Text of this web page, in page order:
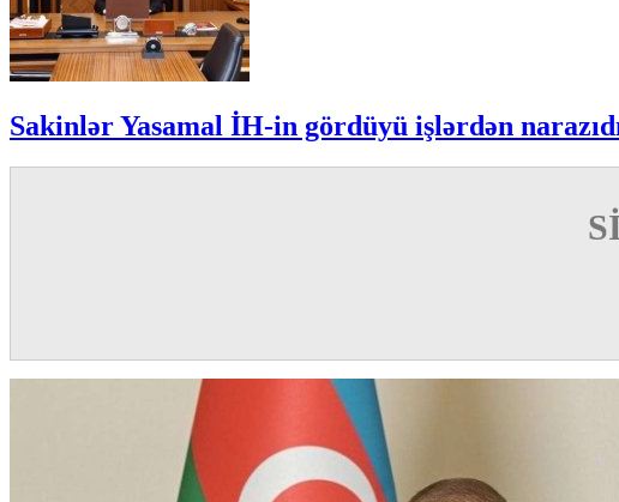
Sakinlər Yasamal İH-in gördüyü işlərdən